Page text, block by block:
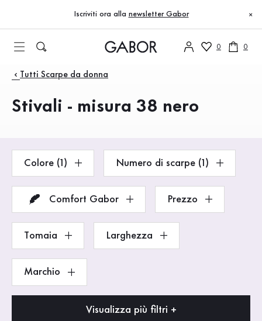
Vai al contenuto principale
Vai alla navigazione principale
Iscriviti ora alla newsletter Gabor ×
0 0
Prodotti
Tutti Scarpe da donna
Stivali - misura 38 nero
Colore (1) Numero di scarpe (1)
Comfort Gabor Prezzo
Tomaia Larghezza
Marchio
Visualizza più filtri +